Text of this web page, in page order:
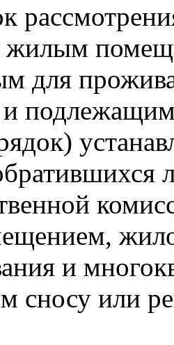
для
и
сносу или